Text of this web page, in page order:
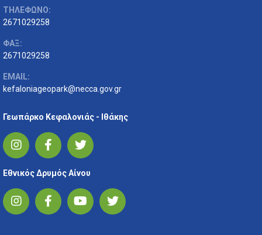
ΤΗΛΕΦΩΝΟ:
2671029258
ΦΑΞ:
2671029258
EMAIL:
kefaloniageopark@necca.gov.gr
Γεωπάρκο Κεφαλονιάς - Ιθάκης
Εθνικός Δρυμός Αίνου